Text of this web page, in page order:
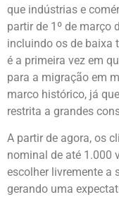
que indústrias e
partir de 1º de março
incluindo os de baixa
é a primeira vez em
para a migração em
marco histórico, já
restrita a grandes
A partir de agora, os
nominal de até 1.000
escolher livremente a
gerando uma